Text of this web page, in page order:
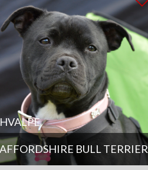
JAGTHUND
GØR SJÆLDENT
BULL TERRIER
HVALPE